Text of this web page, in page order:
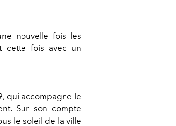
nouvelle fois les
cette fois avec un
qui accompagne le
Sur son compte
le soleil de la ville